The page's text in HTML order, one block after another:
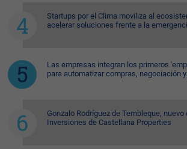
Startups por el Clima moviliza al
acelerar soluciones frente a la
Las empresas integran los primeros
para automatizar compras, negociación
Gonzalo Rodríguez de Tembleque, nuevo
Inversiones de Castellana Properties